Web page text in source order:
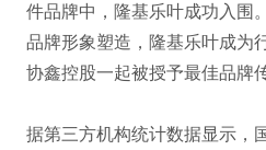
件品牌中，隆基乐叶成功入围
品牌形象塑造，隆基乐叶成为
协鑫控股一起被授予最佳品牌
据第三方机构统计数据显示，